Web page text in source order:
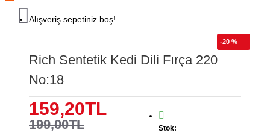
Alışveriş sepetiniz boş!
-20 %
Rich Sentetik Kedi Dili Fırça 220
No:18
159,20TL
199,00TL
Stok: